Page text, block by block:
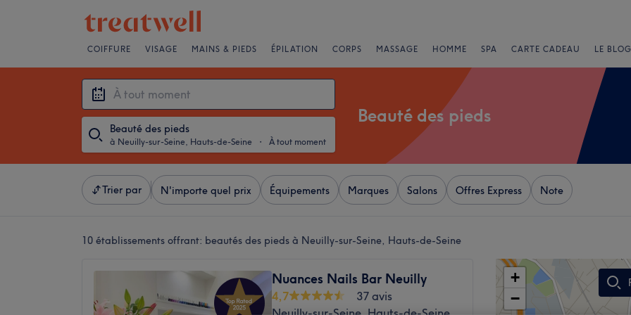
COIFFURE VISAGE MAINS & PIEDS ÉPILATION CORPS MASSAGE HOMME SPA CARTE CADEAU LE
Beauté des pieds
à Neuilly-sur-Seine, Hauts-de-Seine ・ À tout moment
Beauté des pieds
Trier par N'importe quel prix Équipements Marques Salons Offres Express Note
10 établissements offrant: beautés des pieds à Neuilly-sur-Seine, Hauts-de-Seine
Nuances Nails Bar Neuilly
4,7
37 avis
+
−